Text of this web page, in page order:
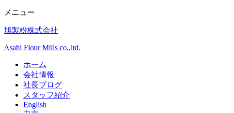
メニュー
旭製粉株式会社
Asahi Flour Mills co.,ltd.
ホーム
会社情報
社長ブログ
スタッフ紹介
English